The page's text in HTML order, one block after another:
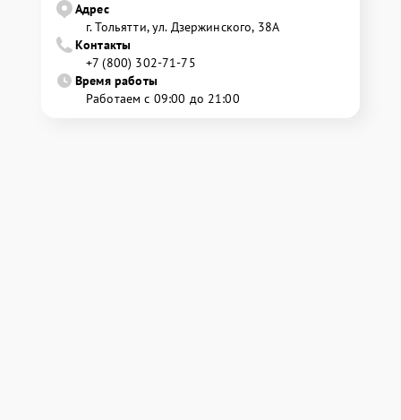
Адрес
г. Тольятти, ул. Дзержинского, 38А
Контакты
+7 (800) 302-71-75
Время работы
Работаем с 09:00 до 21:00